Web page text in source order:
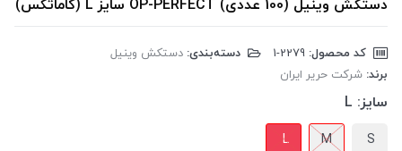
کد محصول: دسته‌بندی: دستکش وینیل
برند: شرکت حریر ایران
سایز: L
S
M
L